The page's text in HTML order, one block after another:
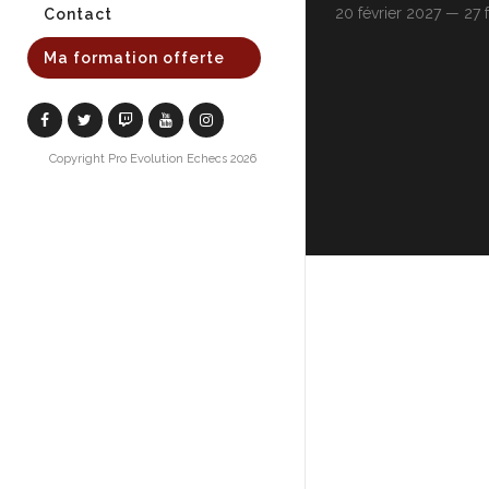
Contact
Ma formation offerte
Copyright Pro Evolution Echecs 2026
20 février 2027 — 27